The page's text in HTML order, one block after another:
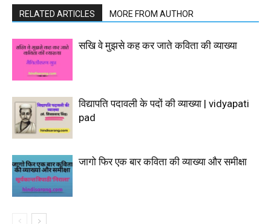
RELATED ARTICLES MORE FROM AUTHOR
सखि वे मुझसे कह कर जाते कविता की व्याख्या
विद्यापति पदावली के पदों की व्याख्या | vidyapati
pad
जागो फिर एक बार कविता की व्याख्या और समीक्षा